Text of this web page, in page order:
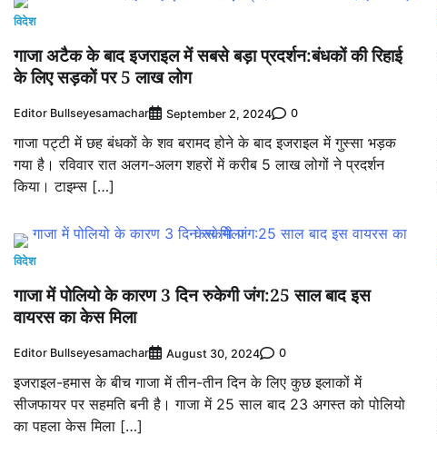
विदेश
गाजा अटैक के बाद इजराइल में सबसे बड़ा प्रदर्शन:बंधकों की रिहाई
के लिए सड़कों पर 5 लाख लोग
Editor Bullseyesamachar September 2, 2024 0
गाजा पट्टी में छह बंधकों के शव बरामद होने के बाद इजराइल में गुस्सा भड़क
गया है। रविवार रात अलग-अलग शहरों में करीब 5 लाख लोगों ने प्रदर्शन
किया। टाइम्स […]
विदेश
गाजा में पोलियो के कारण 3 दिन रुकेगी जंग:25 साल बाद इस
वायरस का केस मिला
Editor Bullseyesamachar August 30, 2024 0
इजराइल-हमास के बीच गाजा में तीन-तीन दिन के लिए कुछ इलाकों में
सीजफायर पर सहमति बनी है। गाजा में 25 साल बाद 23 अगस्त को पोलियो
का पहला केस मिला […]